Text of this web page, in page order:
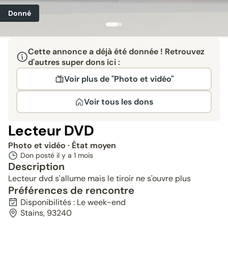
Donné
Cette annonce a déjà été donnée ! Retrouvez
d'autres super dons ici :
Voir plus de "Photo et vidéo"
Voir tous les dons
Lecteur DVD
Photo et vidéo · État moyen
Don posté il y a 1 mois
Description
Lecteur dvd s'allume mais le tiroir ne s'ouvre plus
Préférences de rencontre
Disponibilités : Le week-end
Stains, 93240